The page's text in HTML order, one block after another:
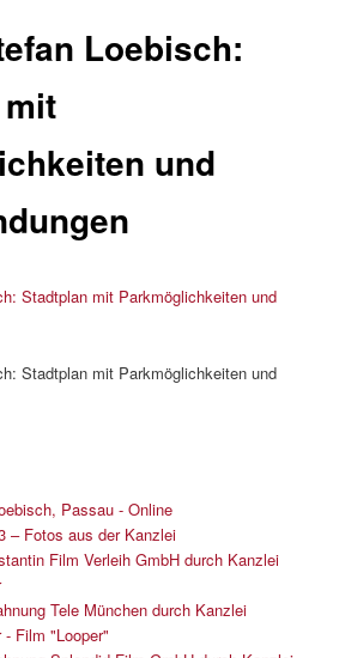
Loebisch:
und
Stadtplan mit Parkmöglichkeiten und
Stadtplan mit Parkmöglichkeiten und
Passau - Online
– Fotos aus der Kanzlei
Film Verleih GmbH durch Kanzlei
Tele München durch Kanzlei
- Film "Looper"